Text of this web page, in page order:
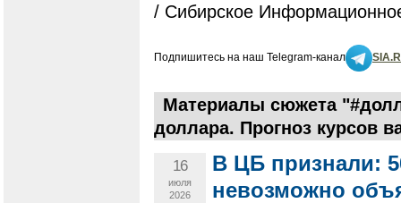
/ Сибирское
Подпишитесь на наш Telegram-канал
Материалы сюжета
доллара. Прогноз курсов
16
июля
2026
В ЦБ признали:
невозможно